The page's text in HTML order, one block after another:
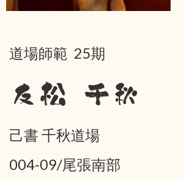
道場師範 25期
友松 千秋
己書 千秋道場
004-09/尾張南部